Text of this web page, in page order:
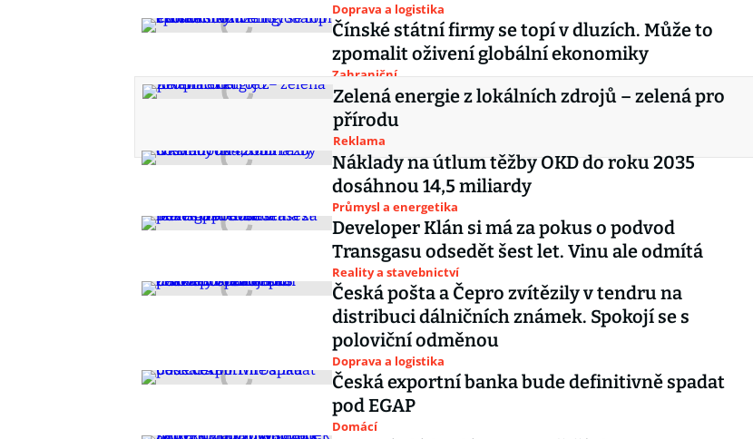
Doprava a logistika
Čínské státní firmy se topí v dluzích. Může to
zpomalit oživení globální ekonomiky
Zahraniční
Zelená energie z lokálních zdrojů – zelená pro
přírodu
Reklama
Náklady na útlum těžby OKD do roku 2035
dosáhnou 14,5 miliardy
Průmysl a energetika
Developer Klán si má za pokus o podvod
Transgasu odsedět šest let. Vinu ale odmítá
Reality a stavebnictví
Česká pošta a Čepro zvítězily v tendru na
distribuci dálničních známek. Spokojí se s
poloviční odměnou
Doprava a logistika
Česká exportní banka bude definitivně spadat
pod EGAP
Domácí